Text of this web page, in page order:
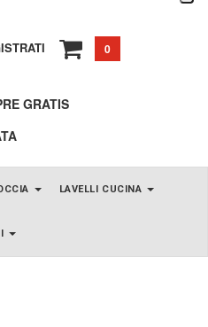
0
GRATIS
LAVELLI CUCINA